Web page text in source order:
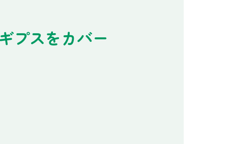
プスをカバー